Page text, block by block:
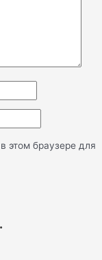
этом браузере для